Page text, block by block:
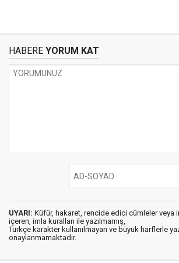
HABERE YORUM KAT
UYARI: Küfür, hakaret, rencide edici cümleler veya
içeren, imla kuralları ile yazılmamış,
Türkçe karakter kullanılmayan ve büyük harflerle
onaylanmamaktadır.